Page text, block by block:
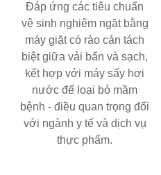
Đáp ứng các tiêu chuẩn
vệ sinh nghiêm ngặt bằng
máy giặt có rào cản tách
biệt giữa vải bẩn và sạch,
kết hợp với máy sấy hơi
nước để loại bỏ mầm
bệnh - điều quan trọng đối
với ngành y tế và dịch vụ
thực phẩm.